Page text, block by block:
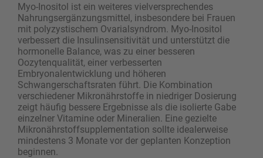
Myo-Inositol ist ein weiteres vielversprechendes
Nahrungsergänzungsmittel, insbesondere bei Frauen
mit polyzystischem Ovarialsyndrom. Myo-Inositol
verbessert die Insulinsensitivität und unterstützt die
hormonelle Balance, was zu einer besseren
Oozytenqualität, einer verbesserten
Embryonalentwicklung und höheren
Schwangerschaftsraten führt. Die Kombination
verschiedener Mikronährstoffe in niedriger Dosierung
zeigt häufig bessere Ergebnisse als die isolierte Gabe
einzelner Vitamine oder Mineralien. Eine gezielte
Mikronährstoffsupplementation sollte idealerweise
mindestens 3 Monate vor der geplanten Konzeption
beginnen.